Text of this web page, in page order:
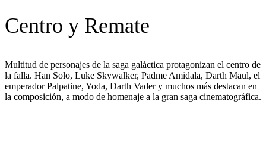
Centro y Remate
Multitud de personajes de la saga galáctica protagonizan el centro de
la falla. Han Solo, Luke Skywalker, Padme Amidala, Darth Maul, el
emperador Palpatine, Yoda, Darth Vader y muchos más destacan en
la composición, a modo de homenaje a la gran saga cinematográfica.